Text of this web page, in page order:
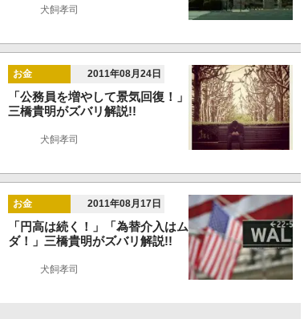
犬飼孝司
お金 2011年08月24日
「公務員を増やして景気回復！」
三橋貴明がズバリ解説!!
犬飼孝司
お金 2011年08月17日
「円高は続く！」「為替介入はム
ダ！」三橋貴明がズバリ解説!!
犬飼孝司